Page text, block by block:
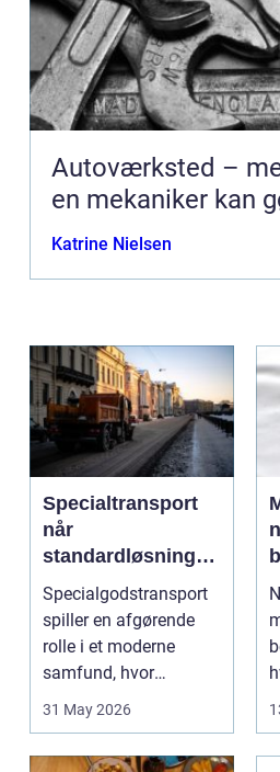
Autoværksted –
en mekaniker kan
Katrine Nielsen
Specialtransport
når
standardløsninger
ikke rækker
Specialgodstransport
spiller en afgørende
rolle i et moderne
samfund, hvor
industrien bliver mere
31 May 2026
ng